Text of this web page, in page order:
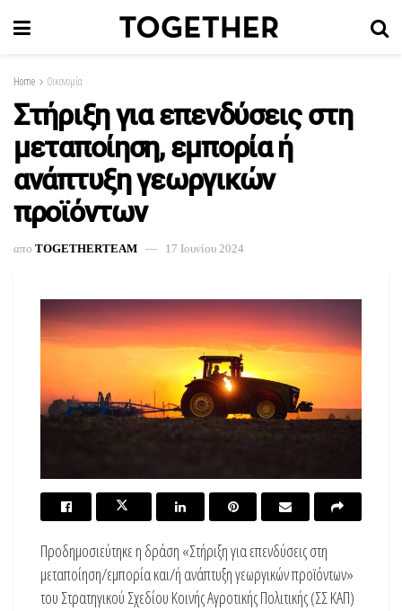
Home Οικονομία
Στήριξη για επενδύσεις στη
μεταποίηση, εμπορία ή
ανάπτυξη γεωργικών
προϊόντων
απο TOGETHERTEAM 17 Ιουνίου 2024
Προδημοσιεύτηκε η δράση «Στήριξη για επενδύσεις στη
μεταποίηση/εμπορία και/ή ανάπτυξη γεωργικών προϊόντων»
του Στρατηγικού Σχεδίου Κοινής Αγροτικής Πολιτικής (ΣΣ ΚΑΠ)